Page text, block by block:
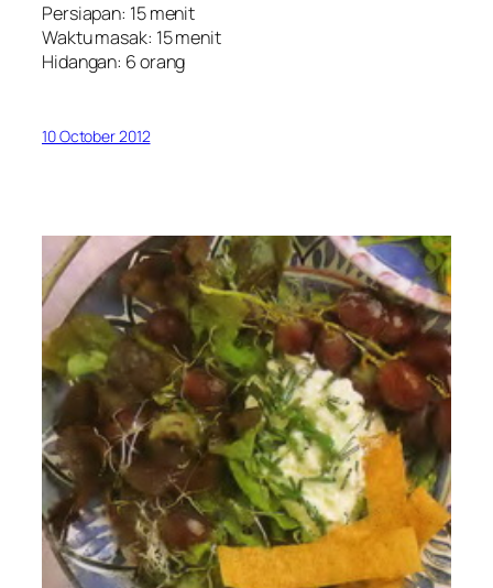
Persiapan: 15 menit
Waktu masak: 15 menit
Hidangan: 6 orang
10 October 2012